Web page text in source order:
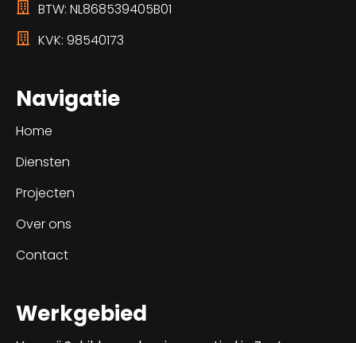
BTW: NL868539405B01
KVK: 98540173
Navigatie
Home
Diensten
Projecten
Over ons
Contact
Werkgebied